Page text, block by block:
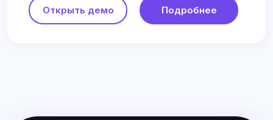
Открыть демо Подробнее